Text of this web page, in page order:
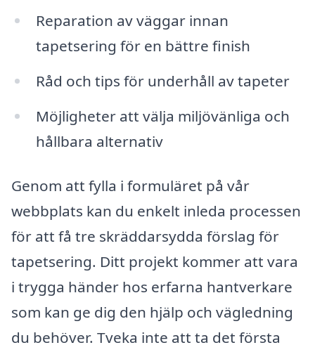
Reparation av väggar innan
tapetsering för en bättre finish
Råd och tips för underhåll av tapeter
Möjligheter att välja miljövänliga och
hållbara alternativ
Genom att fylla i formuläret på vår
webbplats kan du enkelt inleda processen
för att få tre skräddarsydda förslag för
tapetsering. Ditt projekt kommer att vara
i trygga händer hos erfarna hantverkare
som kan ge dig den hjälp och vägledning
du behöver. Tveka inte att ta det första